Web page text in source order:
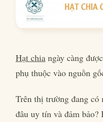
Hạt chia ngày càng
phụ thuộc vào nguồn
Trên thị trường đang
đâu uy tín và đảm